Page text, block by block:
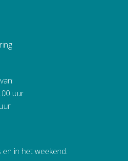
uur
in het weekend.